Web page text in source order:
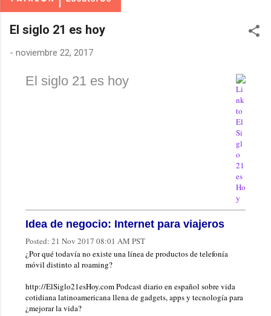
El siglo 21 es hoy
- noviembre 22, 2017
El siglo 21 es hoy
Idea de negocio: Internet para viajeros
Posted: 21 Nov 2017 08:01 AM PST
¿Por qué todavía no existe una línea de productos de telefonía
móvil distinto al roaming?
http://ElSiglo21esHoy.com Podcast diario en español sobre vida
cotidiana latinoamericana llena de gadgets, apps y tecnología para
¿mejorar la vida?